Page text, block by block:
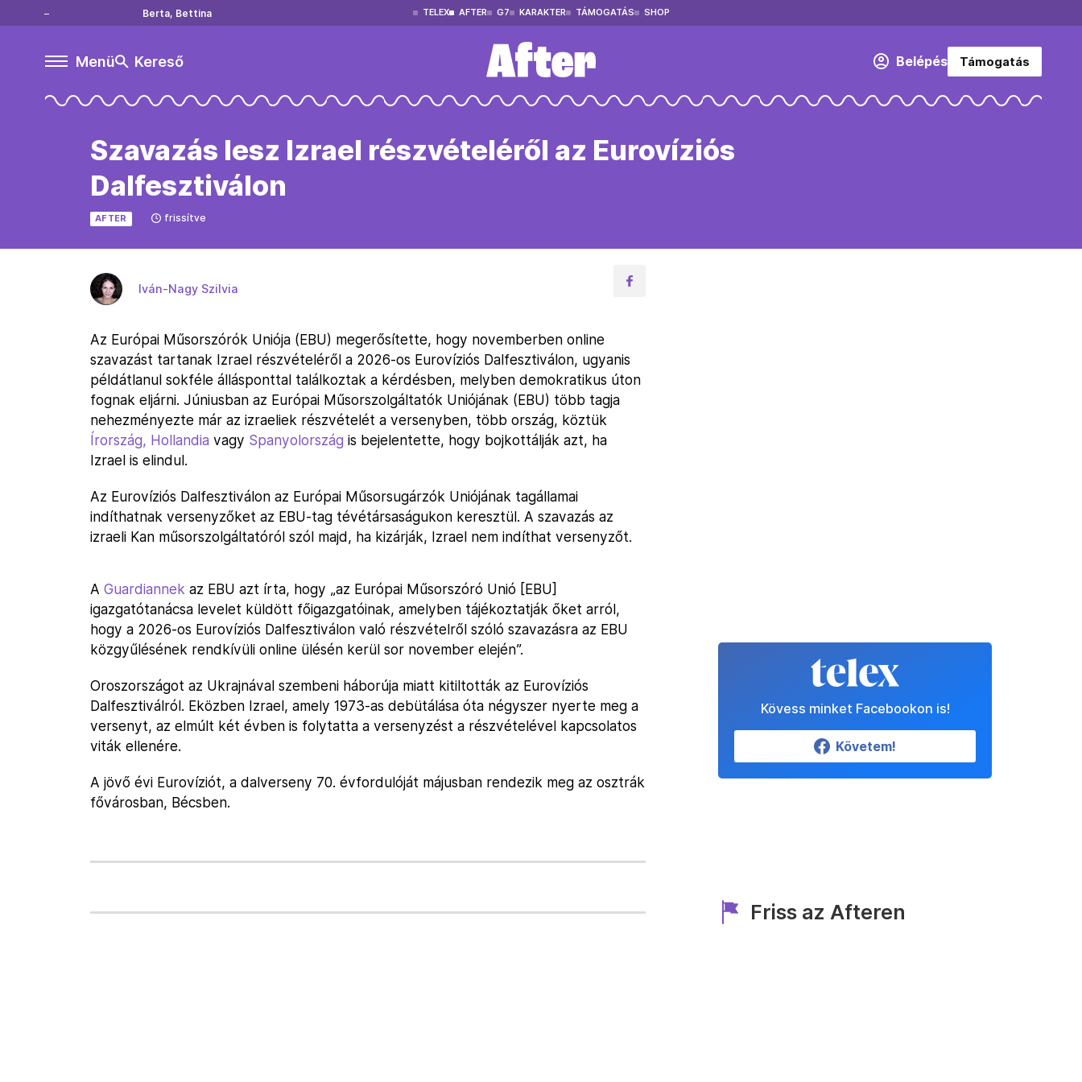
Berta, Bettina TELEX AFTER G7 KARAKTER TÁMOGATÁS SHOP
Menü Kereső Belépés Támogatás
Szavazás lesz Izrael részvételéről az Eurovíziós
Dalfesztiválon
AFTER frissítve
Iván-Nagy Szilvia
Az Európai Műsorszórók Uniója (EBU) megerősítette, hogy novemberben online
szavazást tartanak Izrael részvételéről a 2026-os Eurovíziós Dalfesztiválon, ugyanis
példátlanul sokféle állásponttal találkoztak a kérdésben, melyben demokratikus úton
fognak eljárni. Júniusban az Európai Műsorszolgáltatók Uniójának (EBU) több tagja
nehezményezte már az izraeliek részvételét a versenyben, több ország, köztük
Írország, Hollandia vagy Spanyolország is bejelentette, hogy bojkottálják azt, ha
Izrael is elindul.
Az Eurovíziós Dalfesztiválon az Európai Műsorsugárzók Uniójának tagállamai
indíthatnak versenyzőket az EBU-tag tévétársaságukon keresztül. A szavazás az
izraeli Kan műsorszolgáltatóról szól majd, ha kizárják, Izrael nem indíthat versenyzőt.
A Guardiannek az EBU azt írta, hogy „az Európai Műsorszóró Unió [EBU]
igazgatótanácsa levelet küldött főigazgatóinak, amelyben tájékoztatják őket arról,
hogy a 2026-os Eurovíziós Dalfesztiválon való részvételről szóló szavazásra az EBU
közgyűlésének rendkívüli online ülésén kerül sor november elején”.
Oroszországot az Ukrajnával szembeni háborúja miatt kitiltották az Eurovíziós
Dalfesztiválról. Eközben Izrael, amely 1973-as debütálása óta négyszer nyerte meg a
versenyt, az elmúlt két évben is folytatta a versenyzést a részvételével kapcsolatos
viták ellenére.
A jövő évi Eurovíziót, a dalverseny 70. évfordulóját májusban rendezik meg az osztrák
fővárosban, Bécsben.
Kövess minket Facebookon is!
Követem!
Friss az Afteren